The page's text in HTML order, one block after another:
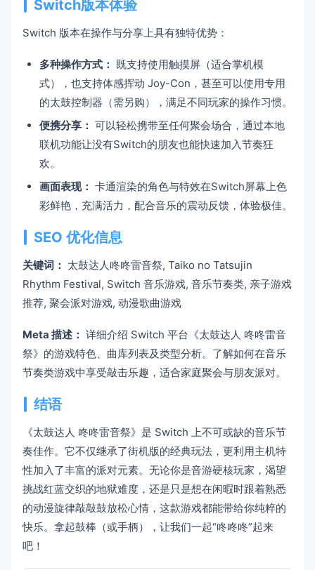
Switch版本体验
Switch 版本在操作与分享上具有独特优势：
多种操作方式： 既支持使用触摸屏（适合掌机模
式），也支持体感挥动 Joy-Con，甚至可以使用专用
的太鼓控制器（需另购），满足不同玩家的操作习惯。
便携分享： 可以轻松携带至任何聚会场合，通过本地
联机功能让没有Switch的朋友也能快速加入节奏狂
欢。
画面表现： 卡通渲染的角色与特效在Switch屏幕上色
彩鲜艳，充满活力，配合音乐的震动反馈，体验极佳。
SEO 优化信息
关键词： 太鼓达人咚咚雷音祭, Taiko no Tatsujin
Rhythm Festival, Switch 音乐游戏, 音乐节奏类, 亲子游戏
推荐, 聚会派对游戏, 动漫歌曲游戏
Meta 描述： 详细介绍 Switch 平台《太鼓达人 咚咚雷音
祭》的游戏特色、曲库列表及类型分析。了解如何在音乐
节奏类游戏中享受敲击乐趣，适合家庭聚会与朋友派对。
结语
《太鼓达人 咚咚雷音祭》是 Switch 上不可或缺的音乐节
奏佳作。它不仅继承了街机版的经典玩法，更利用主机特
性加入了丰富的派对元素。无论你是音游硬核玩家，渴望
挑战红蓝交织的地狱难度，还是只是想在闲暇时跟着熟悉
的动漫旋律敲敲鼓放松心情，这款游戏都能带给你纯粹的
快乐。拿起鼓棒（或手柄），让我们一起“咚咚咚”起来
吧！